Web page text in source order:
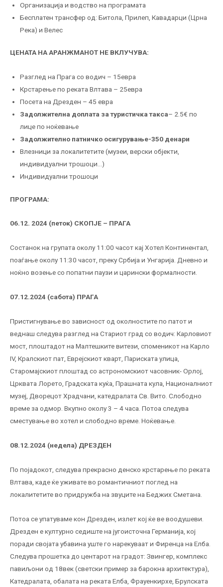
Организација и водство на програмата
Бесплатен трансфер од: Битола, Прилеп, Кавадарци (Црна
Река) и Велес
ЦЕНАТА НА АРАНЖМАНОТ НЕ ВКЛУЧУВА:
Разглед на Прага со водич – 15евра
Крстарење по реката Влтава – 25евра
Посета на Дрезден – 45 евра
Задолжителна доплата за туристичка такса– 2.5€ по
лице по ноќевање
Задолжително патничко осигурување-350 денари
Влезници за локалитетите (музеи, верски објекти,
индивидуални трошоци…)
Индивидуални трошоци
ПРОГРАМА:
06.12. 2024 (петок) СКОПЈЕ – ПРАГА
Состанок на групата околу 11:00 часот кај Хотел Континентал,
поаѓање околу 11:30 часот, преку Србија и Унгарија. Дневно и
ноќно возење со попатни паузи и царински формалности.
07.12.2024 (сабота) ПРАГА
Пристигнување во зависност од околностите по патот и
веднаш следува разглед на Стариот град со водич: Карловиот
мост, плоштадот на Малтешките витези, споменикот на Карло
IV, Кралскиот пат, Еврејскиот кварт, Париската улица,
Старомајскиот плоштад со астрономскиот часовник- Орлој,
Црквата Лорето, Градската куќа, Прашната кула, Националниот
музеј, Дворецот Храдчани, катедралата Св. Вито. Слободно
време за одмор. Вкупно околу 3 – 4 часа. Потоа следува
сместување во хотел и слободно време. Ноќевање.
08.12.2024 (недела) ДРЕЗДЕН
По појадокот, следува прекрасно денско крстарење по реката
Влтава, каде ќе уживате во романтичниот поглед на
локалитетите во придружба на звуците на Беджих Сметана.
Потоа се упатуваме кон Дрезден, излет кој ќе ве воодушеви.
Дрезден е културно седиште на југоисточна Германија, кој
поради својата убавина уште го нарекуваат и Фиренца на Елба.
Следува прошетка до центарот на градот: Звингер, комплекс
павиљони од 18век (светски пример за барокна архитектура),
Катедралата, обалата на реката Елба, Фрауенкирхе, Брулската